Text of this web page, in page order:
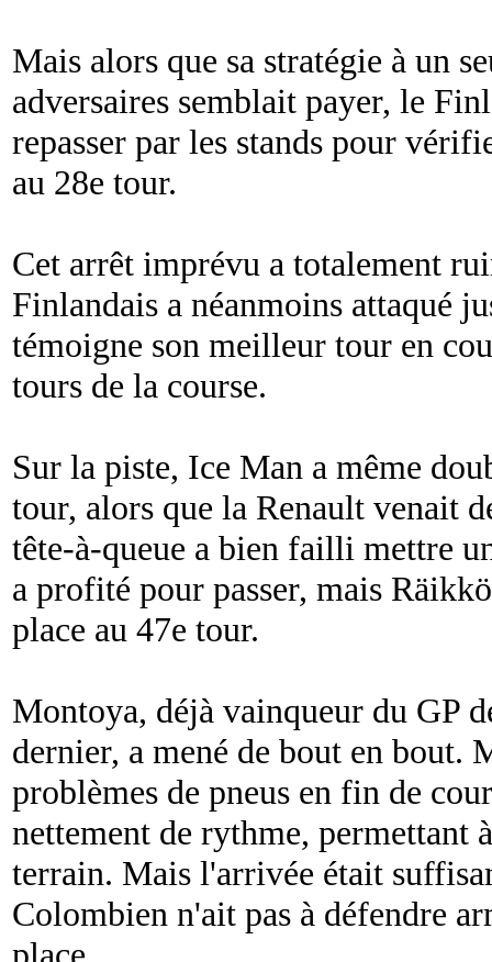
Mais alors que sa stratégie à un
adversaires semblait payer, le
repasser par les stands pour
au 28e tour.
Cet arrêt imprévu a totalement
Finlandais a néanmoins attaqué
témoigne son meilleur tour en
tours de la course.
Sur la piste, Ice Man a même
tour, alors que la Renault venait
tête-à-queue a bien failli mettre
a profité pour passer, mais
place au 47e tour.
Montoya, déjà vainqueur du GP
dernier, a mené de bout en bout.
problèmes de pneus en fin de
nettement de rythme, permettant
terrain. Mais l'arrivée était
Colombien n'ait pas à défendre
place.